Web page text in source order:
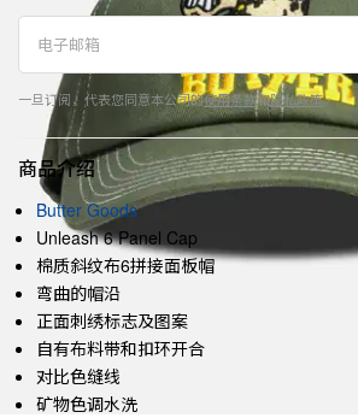
一旦订阅，代表您同意本公司的使用条款和隐私政策。
商品介绍
Butter Goods
Unleash 6 Panel Cap
棉质斜纹布6拼接面板帽
弯曲的帽沿
正面刺绣标志及图案
自有布料带和扣环开合
对比色缝线
矿物色调水洗